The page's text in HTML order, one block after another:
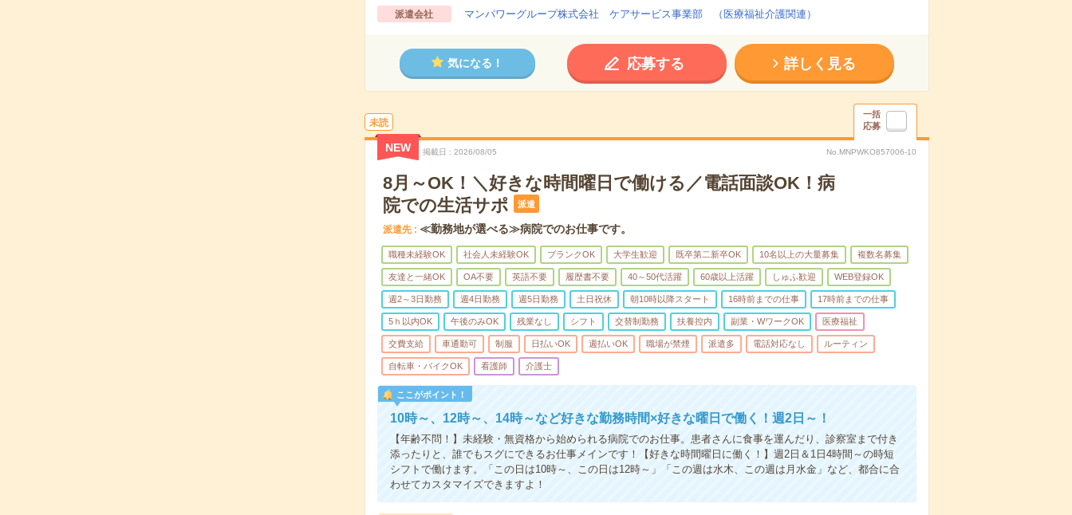
派遣会社 マンパワーグループ株式会社 ケアサービス事業部 （医療福祉介護関連）
気になる！ 応募する 詳しく見る
未読
一括
応募
NEW 掲載日 2026/08/05 No.MNPWKO857006-10
8月～OK！＼好きな時間曜日で働ける／電話面談OK！病
院での生活サポ
派遣
派遣先 ≪勤務地が選べる≫病院でのお仕事です。
職種未経験OK 社会人未経験OK ブランクOK 大学生歓迎 既卒第二新卒OK 10名以上の大量募集 複数名募集
友達と一緒OK OA不要 英語不要 履歴書不要 40～50代活躍 60歳以上活躍 しゅふ歓迎 WEB登録OK
週2～3日勤務 週4日勤務 週5日勤務 土日祝休 朝10時以降スタート 16時前までの仕事 17時前までの仕事
5ｈ以内OK 午後のみOK 残業なし シフト 交替制勤務 扶養控内 副業・WワークOK 医療福祉
交費支給 車通勤可 制服 日払いOK 週払いOK 職場が禁煙 派遣多 電話対応なし ルーティン
自転車・バイクOK 看護師 介護士
ここがポイント！
10時～、12時～、14時～など好きな勤務時間×好きな曜日で働く！週2日～！
【年齢不問！】未経験・無資格から始められる病院でのお仕事。患者さんに食事を運んだり、診察室まで付き
添ったりと、誰でもスグにできるお仕事メインです！【好きな時間曜日に働く！】週2日＆1日4時間～の時短
シフトで働けます。「この日は10時～、この日は12時～」「この週は水木、この週は月水金」など、都合に合
わせてカスタマイズできますよ！